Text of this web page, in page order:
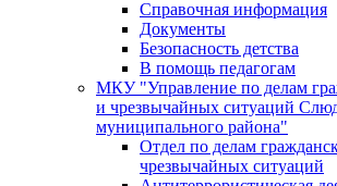
Справочная информация
Документы
Безопасность детства
В помощь педагогам
МКУ "Управление по делам
и чрезвычайных ситуаций
муниципального района"
Отдел по делам
чрезвычайных ситуаций